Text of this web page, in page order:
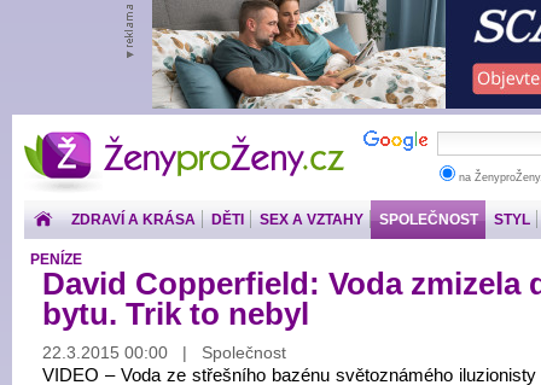
ŽenyproŽeny.cz
na
ZDRAVÍ A KRÁSA DĚTI SEX A VZTAHY SPOLEČNOST STYL
PENÍZE
David Copperfield: Voda zmizela
bytu. Trik to nebyl
22.3.2015 00:00 | Společnost
VIDEO – Voda ze střešního bazénu světoznámého iluzionisty